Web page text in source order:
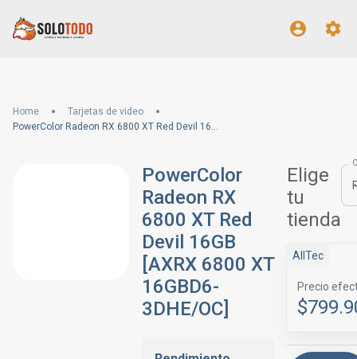
Home
Tarjetas de video
PowerColor Radeon RX 6800 XT Red Devil 16GB [AXRX 6800 XT 16GBD6-3DHE/OC]
PowerColor
Radeon RX
6800 XT Red
Devil 16GB
[AXRX 6800 XT
16GBD6-
3DHE/OC]
Elige
tu
tienda
AllTec
Precio